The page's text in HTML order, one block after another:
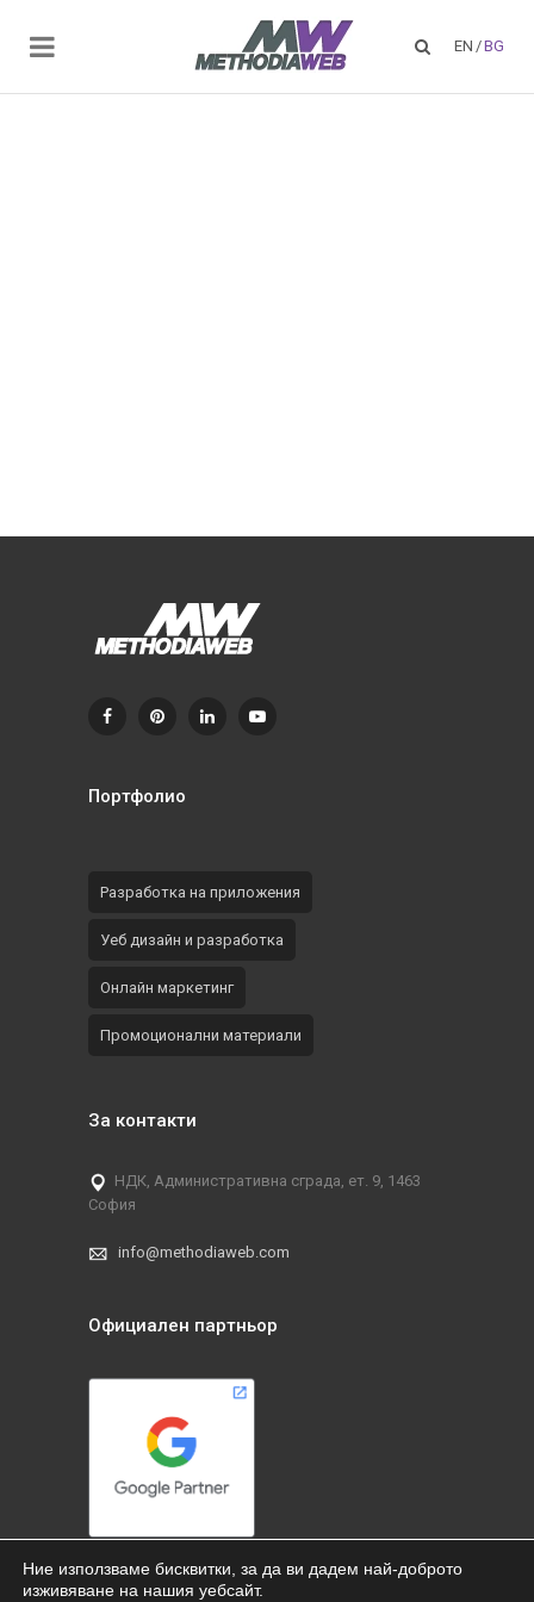
EN /BG
Портфолио
Разработка на приложения
Уеб дизайн и разработка
Онлайн маркетинг
Промоционални материали
За контакти
НДК, Административна сграда, ет. 9, 1463
София
info@methodiaweb.com
Официален партньор
Ние използваме бисквитки, за да ви дадем най-доброто
изживяване на нашия уебсайт.